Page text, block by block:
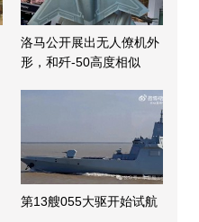
洛马公开展出无人僚机外
形，和歼-50高度相似
第13艘055大驱开始试航